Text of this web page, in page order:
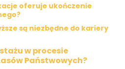
oferuje ukończenie
są niezbędne do kariery
w procesie
Państwowych?